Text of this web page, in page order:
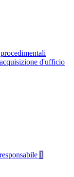
d'ufficio
1